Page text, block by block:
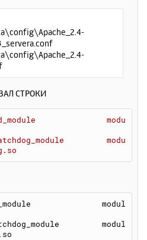
СТРОКИ
modu
modu
modul
modul
. so